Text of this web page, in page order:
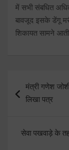
में सभी संबधित
बावजूद इसके डेंगू
शिकायत सामने आती
navigation
मंत्री गणेश
लिखा पत्र
सेवा पखवाड़े के